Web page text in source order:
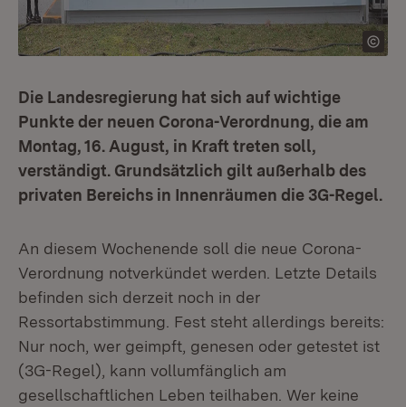
Die Landesregierung hat sich auf wichtige
Punkte der neuen Corona-Verordnung, die am
Montag, 16. August, in Kraft treten soll,
verständigt. Grundsätzlich gilt außerhalb des
privaten Bereichs in Innenräumen die 3G-Regel.
An diesem Wochenende soll die neue Corona-
Verordnung notverkündet werden. Letzte Details
befinden sich derzeit noch in der
Ressortabstimmung. Fest steht allerdings bereits:
Nur noch, wer geimpft, genesen oder getestet ist
(3G-Regel), kann vollumfänglich am
gesellschaftlichen Leben teilhaben. Wer keine